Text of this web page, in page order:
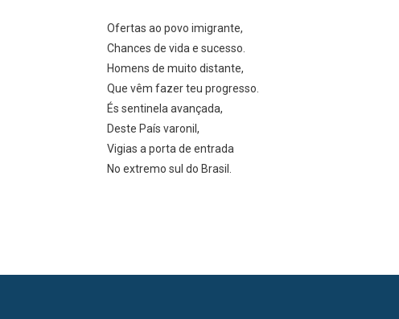
Ofertas ao povo imigrante,
Chances de vida e sucesso.
Homens de muito distante,
Que vêm fazer teu progresso.
És sentinela avançada,
Deste País varonil,
Vigias a porta de entrada
No extremo sul do Brasil.